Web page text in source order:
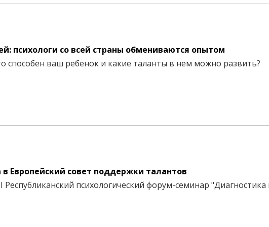
психологи со всей страны обмениваются опытом
способен ваш ребенок и какие таланты в нем можно развить?
Европейский cовет поддержки талантов
Республиканский психологический форум-семинар